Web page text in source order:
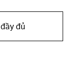
đủ